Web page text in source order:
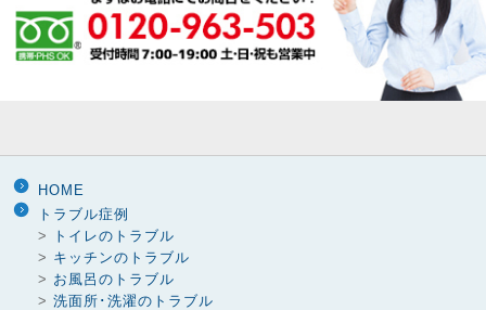
HOME
トラブル症例
>
トイレのトラブル
> キッチンのトラブル
> お風呂のトラブル
> 洗面所･洗濯のトラブル